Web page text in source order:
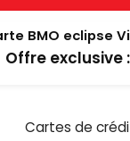
BMO eclipse
Offre exclusive
Cartes de